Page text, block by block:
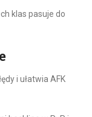
klas pasuje do
i ułatwia AFK